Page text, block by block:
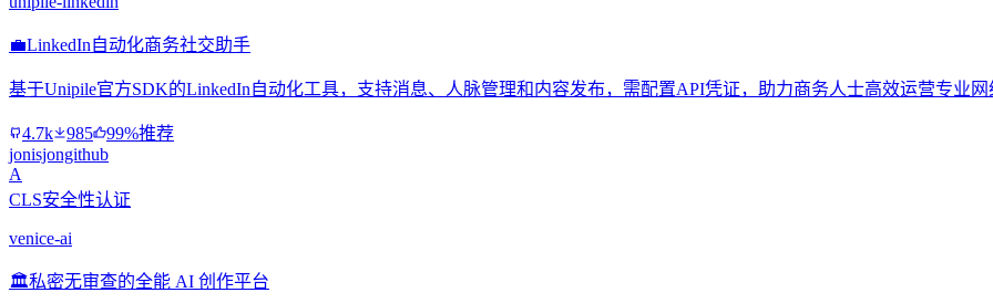
💼LinkedIn自动化商务社交助手
基于Unipile官方SDK的LinkedIn自动化工具，支持消息、人脉管理和内容发布，需配置API凭证，助力商务人士高效运营专业网
4.7k 985
99%推荐
jonisjongithub
A
CLS安全性认证
venice-ai
🏛️私密无审查的全能 AI 创作平台